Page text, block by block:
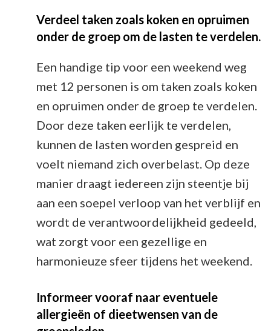
Verdeel taken zoals koken en opruimen
onder de groep om de lasten te verdelen.
Een handige tip voor een weekend weg
met 12 personen is om taken zoals koken
en opruimen onder de groep te verdelen.
Door deze taken eerlijk te verdelen,
kunnen de lasten worden gespreid en
voelt niemand zich overbelast. Op deze
manier draagt iedereen zijn steentje bij
aan een soepel verloop van het verblijf en
wordt de verantwoordelijkheid gedeeld,
wat zorgt voor een gezellige en
harmonieuze sfeer tijdens het weekend.
Informeer vooraf naar eventuele
allergieën of dieetwensen van de